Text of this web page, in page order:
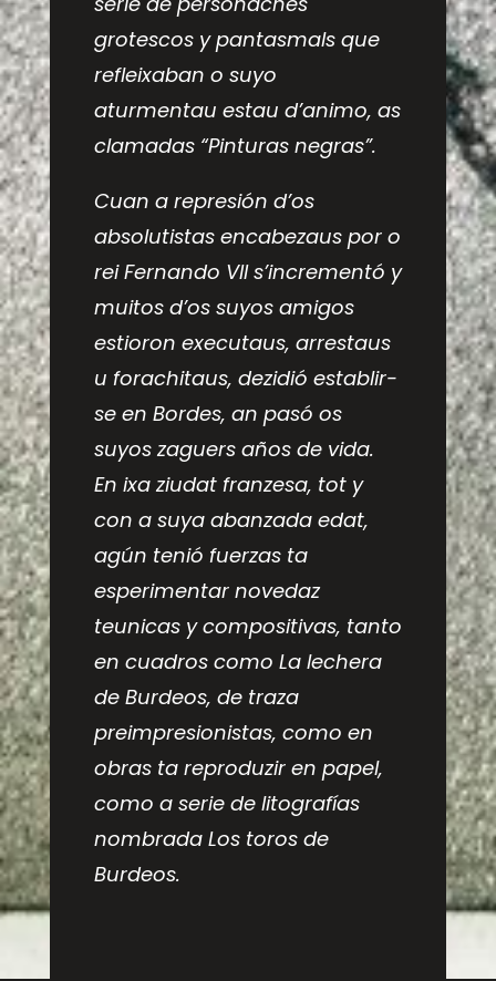
grotescos y pantasmals que
refleixaban o suyo
aturmentau estau d’animo, as
clamadas “Pinturas negras”.
Cuan a represión d’os
absolutistas encabezaus por o
rei Fernando VII s’incrementó y
muitos d’os suyos amigos
estioron executaus, arrestaus
u forachitaus, dezidió establir-
se en Bordes, an pasó os
suyos zaguers años de vida.
En ixa ziudat franzesa, tot y
con a suya abanzada edat,
agún tenió fuerzas ta
esperimentar novedaz
teunicas y compositivas, tanto
en cuadros como La lechera
de Burdeos, de traza
preimpresionistas, como en
obras ta reproduzir en papel,
como a serie de litografías
nombrada Los toros de
Burdeos.